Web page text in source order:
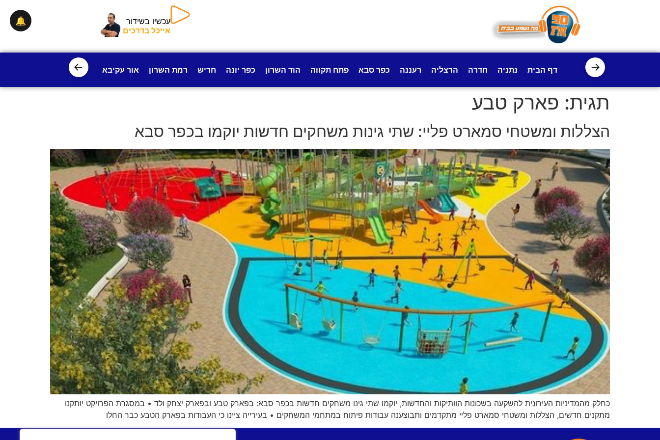
עכשיו בשידור
אייכל בדרכים
→ דף הבית נתניה חדרה הרצליה רעננה כפר סבא פתח תקווה הוד השרון כפר יונה חריש רמת השרון אור עקיבא פרדס חנה
←
תגית: פארק טבע
הצללות ומשטחי סמארט פליי: שתי גינות משחקים חדשות יוקמו בכפר סבא
כחלק מהמדיניות העירונית להשקעה בשכונות הוותיקות והחדשות, יוקמו שתי גינו משחקים חדשות בכפר סבא: בפארק טבע ובפארק יצחק ולד • במסגרת הפרויקט יותקנו
מתקנים חדשים, הצללות ומשטחי סמארט פליי מתקדמים ותבוצענה עבודות פיתוח במתחמי המשחקים • בעירייה ציינו כי העבודות בפארק הטבע כבר החלו
🔔